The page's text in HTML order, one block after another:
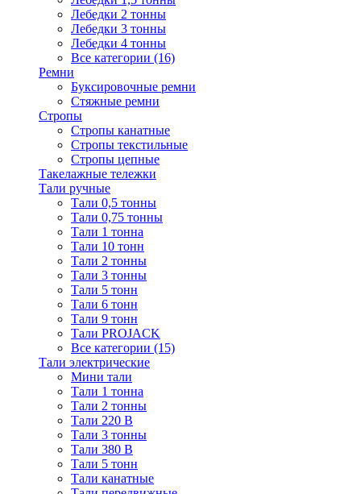
Лебедки 2 тонны
Лебедки 3 тонны
Лебедки 4 тонны
Все категории (16)
Ремни
Буксировочные ремни
Стяжные ремни
Стропы
Стропы канатные
Стропы текстильные
Стропы цепные
Такелажные тележки
Тали ручные
Тали 0,5 тонны
Тали 0,75 тонны
Тали 1 тонна
Тали 10 тонн
Тали 2 тонны
Тали 3 тонны
Тали 5 тонн
Тали 6 тонн
Тали 9 тонн
Тали PROJACK
Все категории (15)
Тали электрические
Мини тали
Тали 1 тонна
Тали 2 тонны
Тали 220 В
Тали 3 тонны
Тали 380 В
Тали 5 тонн
Тали канатные